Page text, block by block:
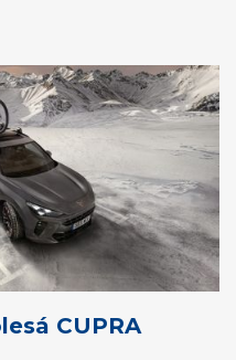
CUPRA